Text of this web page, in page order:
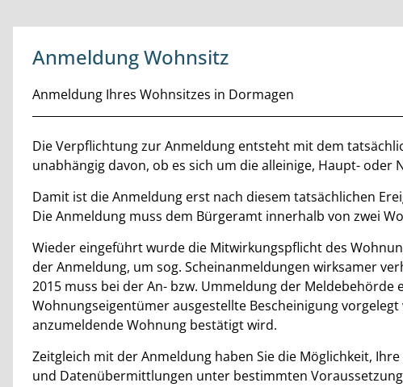
Anmeldung Wohnsitz
Kurzbeschreibung
Anmeldung Ihres Wohnsitzes in Dormagen
Beschreibung
Die Verpflichtung zur Anmeldung entsteht mit dem
unabhängig davon, ob es sich um die alleinige, Haupt- oder
Damit ist die Anmeldung erst nach diesem tatsächlichen
Die Anmeldung muss dem Bürgeramt innerhalb von zwei
Wieder eingeführt wurde die Mitwirkungspflicht des
der Anmeldung, um sog. Scheinanmeldungen wirksamer
2015 muss bei der An- bzw. Ummeldung der Meldebehörde
Wohnungseigentümer ausgestellte Bescheinigung
anzumeldende Wohnung bestätigt wird.
Zeitgleich mit der Anmeldung haben Sie die Möglichkeit,
und Datenübermittlungen unter bestimmten